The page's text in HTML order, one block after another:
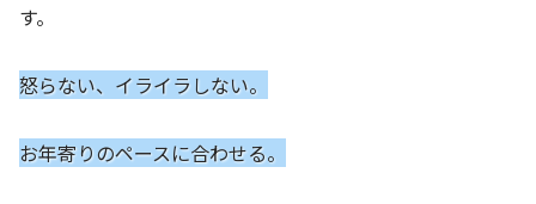
す。
怒らない、イライラしない。
お年寄りのペースに合わせる。